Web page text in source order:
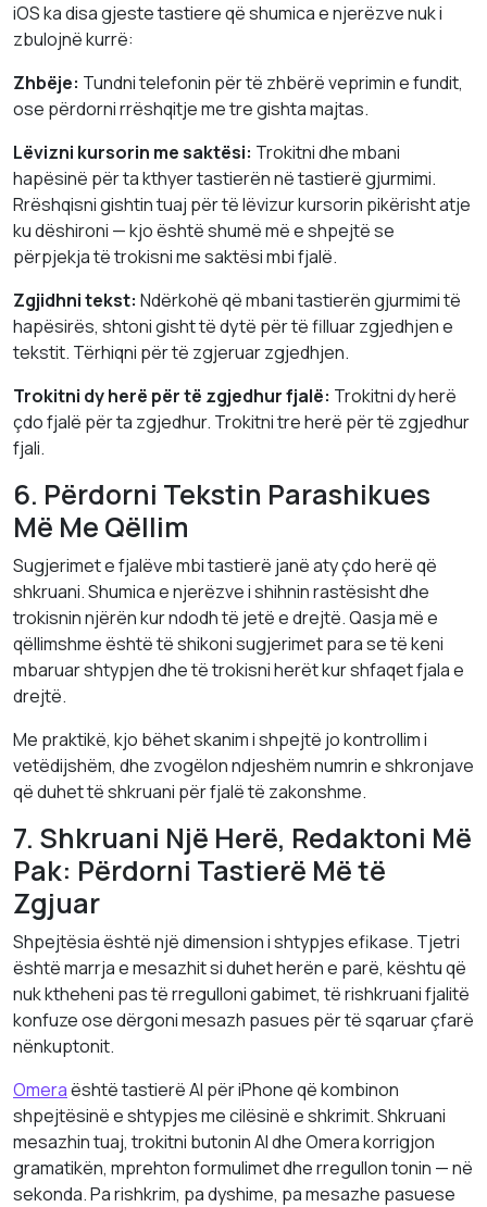
iOS ka disa gjeste tastiere që shumica e njerëzve nuk i
zbulojnë kurrë:
Zhbëje: Tundni telefonin për të zhbërë veprimin e fundit,
ose përdorni rrëshqitje me tre gishta majtas.
Lëvizni kursorin me saktësi: Trokitni dhe mbani
hapësinë për ta kthyer tastierën në tastierë gjurmimi.
Rrëshqisni gishtin tuaj për të lëvizur kursorin pikërisht atje
ku dëshironi — kjo është shumë më e shpejtë se
përpjekja të trokisni me saktësi mbi fjalë.
Zgjidhni tekst: Ndërkohë që mbani tastierën gjurmimi të
hapësirës, shtoni gisht të dytë për të filluar zgjedhjen e
tekstit. Tërhiqni për të zgjeruar zgjedhjen.
Trokitni dy herë për të zgjedhur fjalë: Trokitni dy herë
çdo fjalë për ta zgjedhur. Trokitni tre herë për të zgjedhur
fjali.
6. Përdorni Tekstin Parashikues
Më Me Qëllim
Sugjerimet e fjalëve mbi tastierë janë aty çdo herë që
shkruani. Shumica e njerëzve i shihnin rastësisht dhe
trokisnin njërën kur ndodh të jetë e drejtë. Qasja më e
qëllimshme është të shikoni sugjerimet para se të keni
mbaruar shtypjen dhe të trokisni herët kur shfaqet fjala e
drejtë.
Me praktikë, kjo bëhet skanim i shpejtë jo kontrollim i
vetëdijshëm, dhe zvogëlon ndjeshëm numrin e shkronjave
që duhet të shkruani për fjalë të zakonshme.
7. Shkruani Një Herë, Redaktoni Më
Pak: Përdorni Tastierë Më të
Zgjuar
Shpejtësia është një dimension i shtypjes efikase. Tjetri
është marrja e mesazhit si duhet herën e parë, kështu që
nuk ktheheni pas të rregulloni gabimet, të rishkruani fjalitë
konfuze ose dërgoni mesazh pasues për të sqaruar çfarë
nënkuptonit.
Omeraështë tastierë AI për iPhone që kombinon
shpejtësinë e shtypjes me cilësinë e shkrimit. Shkruani
mesazhin tuaj, trokitni butonin AI dhe Omera korrigjon
gramatikën, mprehton formulimet dhe rregullon tonin — në
sekonda. Pa rishkrim, pa dyshime, pa mesazhe pasuese